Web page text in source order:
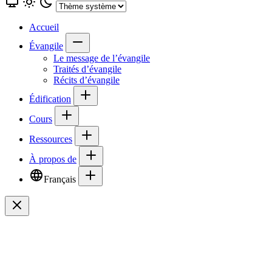
Accueil
Évangile
Le message de l’évangile
Traités d’évangile
Récits d’évangile
Édification
Cours
Ressources
À propos de
Français